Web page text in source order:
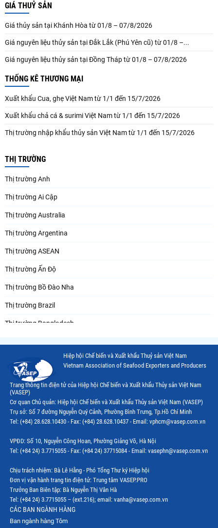
GIÁ THUỶ SẢN
Giá thủy sản tại Khánh Hòa từ 01/8 – 07/8/2026
Giá nguyên liệu thủy sản tại Đắk Lắk (Phú Yên cũ) từ 01/8 –...
Giá nguyên liệu thủy sản tại Đồng Tháp từ 01/8 – 07/8/2026
THỐNG KÊ THƯƠNG MẠI
Xuất khẩu Cua, ghẹ Việt Nam từ 1/1 đến 15/7/2026
Xuất khẩu chả cá & surimi Việt Nam từ 1/1 đến 15/7/2026
Thị trường nhập khẩu thủy sản Việt Nam từ 1/1 đến 15/7/2026
THỊ TRƯỜNG
Thị trường Anh
Thị trường Ai Cập
Thị trường Australia
Thị trường Argentina
Thị trường ASEAN
Thị trường Ấn Độ
Thị trường Bồ Đào Nha
Thị trường Brazil
Thị trường Bangladesh
Thị trường Canada
Thị trường Ecuador
Thị trường EU
Thị trường Indonesia
Thị trường Mỹ
Thị trường Nga
Thị trường Hàn Quốc
Thị trường Nhật Bản
Thị trường Thái Lan
Hiệp hội Chế biến và Xuất khẩu Thuỷ sản Việt Nam
Vietnam Association of Seafood Exporters and Producers
Trang thông tin điện tử của Hiệp hội Chế biến và Xuất khẩu Thủy sản Việt Nam
(VASEP)
Cơ quan Chủ quản: Hiệp hội Chế biến và Xuất khẩu Thủy sản Việt Nam (VASEP)
Trụ sở: Số 7 đường Nguyễn Quý Cảnh, Phường Bình Trưng, Tp.Hồ Chí Minh
Tel: (+84) 28.628.10430 - Fax: (+84) 28.628.10437 - Email: vphcm@vasep.com.vn
VPĐD: Số 10, Nguyễn Công Hoan, Phường Giảng Võ, Hà Nội
Tel: (+84 24) 3.7715055 - Fax: (+84 24) 37715084 - Email: vasephn@vasep.com.vn
Chịu trách nhiệm: Bà Lê Hằng - Phó Tổng Thư ký Hiệp hội
Đơn vị vận hành trang tin điện tử: Trung tâm VASEP.PRO
Trưởng Ban Biên tập: Bà Nguyễn Thị Vân Hà
Tel: (+84 24) 3.7715055 – (ext.216); email: vanha@vasep.com.vn
CÁC BAN NGÀNH HÀNG
Ban ngành hàng Tôm